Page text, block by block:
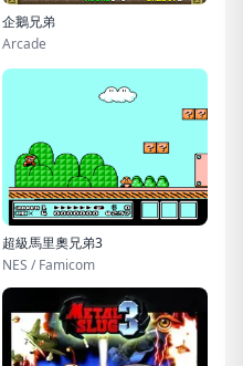
企鵝兄弟
Arcade
超級馬里奧兄弟3
NES / Famicom